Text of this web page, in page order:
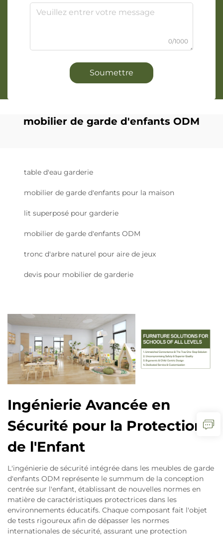
0/1000
Soumettre
mobilier de garde d'enfants ODM
table d'eau garderie
mobilier de garde d'enfants pour la maison
lit superposé pour garderie
mobilier de garde d'enfants ODM
tronc d'arbre naturel pour aire de jeux
devis pour mobilier de garderie
Ingénierie Avancée en
Sécurité pour la Protection
de l'Enfant
L'ingénierie de sécurité intégrée dans les meubles de garde
d'enfants ODM représente le summum de la conception
centrée sur l'enfant, établissant de nouvelles normes en
matière de caractéristiques protectrices dans les
environnements éducatifs. Chaque composant fait l'objet
de tests rigoureux afin de dépasser les normes
internationales de sécurité, assurant une protection